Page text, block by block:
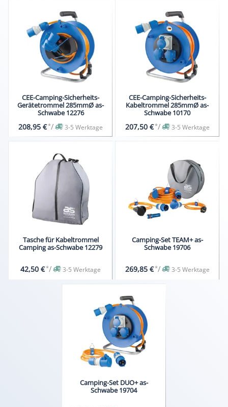
CEE-Camping-Sicherheits-
Gerätetrommel 285mmØ as-
Schwabe 12276
208,95 €*/ 3-5 Werktage
CEE-Camping-Sicherheits-
Kabeltrommel 285mmØ as-
Schwabe 10170
207,50 €*/ 3-5 Werktage
Tasche für Kabeltrommel
Camping as-Schwabe 12279
42,50 €*/ 3-5 Werktage
Camping-Set TEAM+ as-
Schwabe 19706
269,85 €*/ 3-5 Werktage
Camping-Set DUO+ as-
Schwabe 19704